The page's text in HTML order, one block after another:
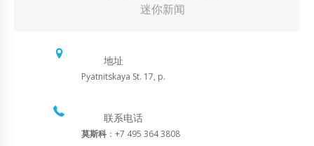
迷你新闻
地址
Pyatnitskaya St. 17, p.
联系电话
莫斯科 ：+7 495 364 3808